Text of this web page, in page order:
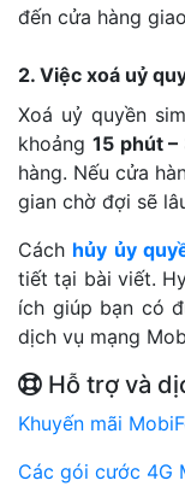
đến cửa hàng
2. Việc xoá uỷ
Xoá uỷ quyền
khoảng 15 phút
hàng. Nếu cửa
gian chờ đợi sẽ
Cách hủy ủy
tiết tại bài viết.
ích giúp bạn có
dịch vụ mạng
Hỗ trợ và
Khuyến mãi
Các gói cước 4G